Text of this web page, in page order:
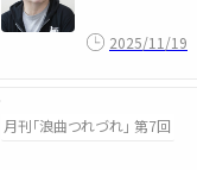
2025/11/19
月刊「浪曲つれづれ」 第7回